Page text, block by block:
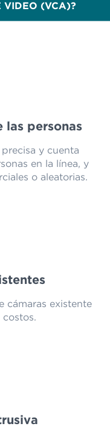
VIDEO (VCA)?
las personas
y cuenta
en la línea, y
o aleatorias.
cámaras existente
costos.